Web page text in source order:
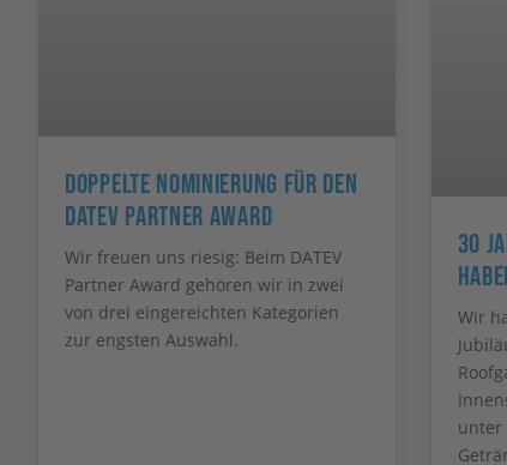
Doppelte Nominierung Für Den
DATEV Partner Award
Wir freuen uns riesig: Beim DATEV
Partner Award gehören wir in zwei
von drei eingereichten Kategorien
zur engsten Auswahl.
30
Wir
unter